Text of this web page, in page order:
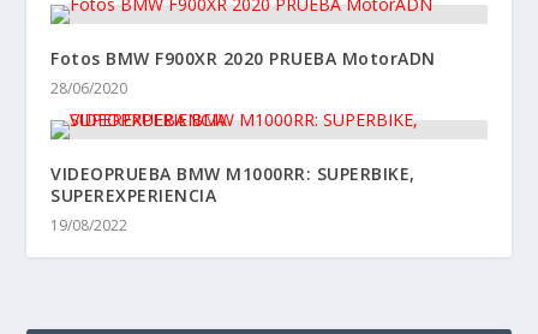
Fotos BMW F900XR 2020 PRUEBA MotorADN
28/06/2020
VIDEOPRUEBA BMW M1000RR: SUPERBIKE,
SUPEREXPERIENCIA
19/08/2022